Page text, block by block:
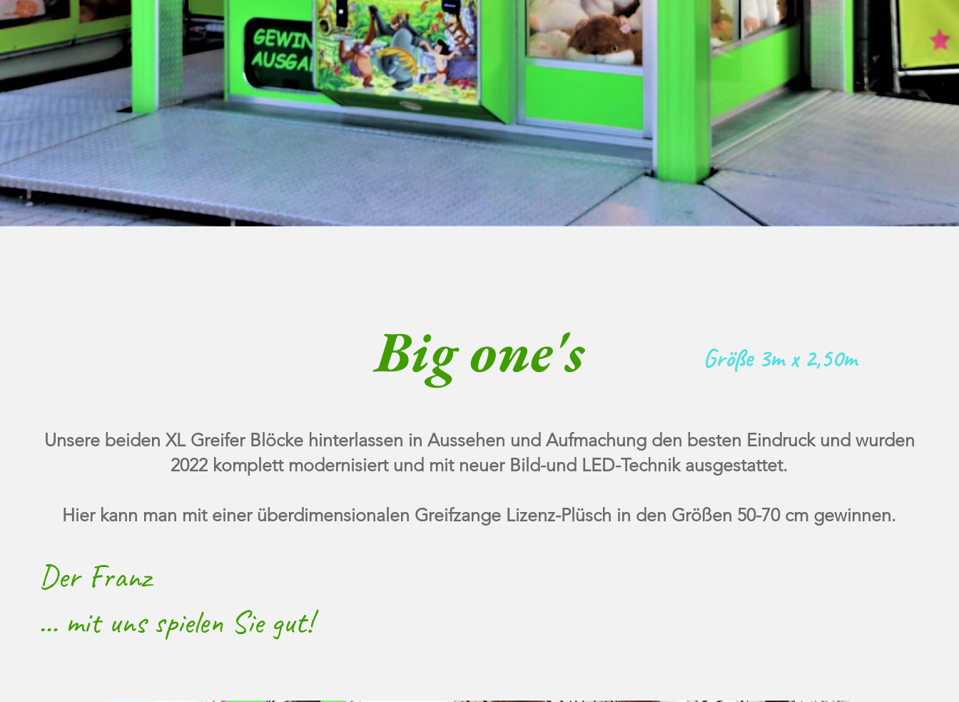
Big one's
Unsere beiden XL Greifer Blöcke hinterlassen in Aussehen und Aufmachung den besten Eindruck und wurden
2022 komplett modernisiert und mit neuer Bild-und LED-Technik ausgestattet.
Hier kann man mit einer überdimensionalen Greifzange Lizenz-Plüsch in den Größen 50-70 cm gewinnen.
Der Franz
… mit uns spielen Sie gut!
Größe 3m x 2,50m